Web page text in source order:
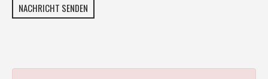
NACHRICHT SENDEN